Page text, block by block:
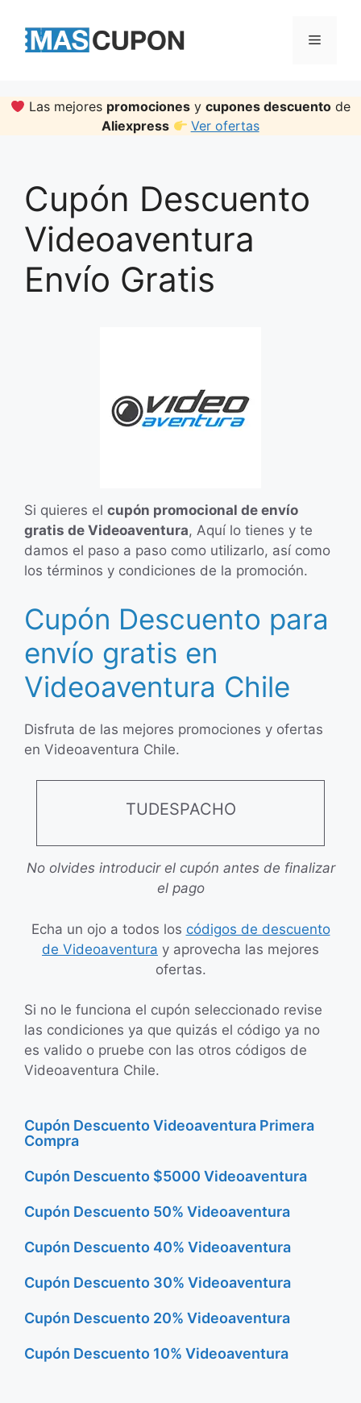
content
Menu
Las mejores promociones ycupones descuento de
Aliexpress
Ver ofertas
Cupón Descuento
Videoaventura
Envío Gratis
Si quieres el cupón promocional de envío
gratis de Videoaventura, Aquí lo tienes y te
damos el paso a paso como utilizarlo, así como
los términos y condiciones de la promoción.
Cupón Descuento para
envío gratis en
Videoaventura Chile
Disfruta de las mejores promociones y ofertas
en Videoaventura Chile.
TUDESPACHO
No olvides introducir el cupón antes de finalizar
el pago
Echa un ojo a todos los códigos de descuento
de Videoaventura y aprovecha las mejores
ofertas.
Si no le funciona el cupón seleccionado revise
las condiciones ya que quizás el código ya no
es valido o pruebe con las otros códigos de
Videoaventura Chile.
Cupón Descuento Videoaventura Primera
Compra
Cupón Descuento $5000 Videoaventura
Cupón Descuento 50% Videoaventura
Cupón Descuento 40% Videoaventura
Cupón Descuento 30% Videoaventura
Cupón Descuento 20% Videoaventura
Cupón Descuento 10% Videoaventura